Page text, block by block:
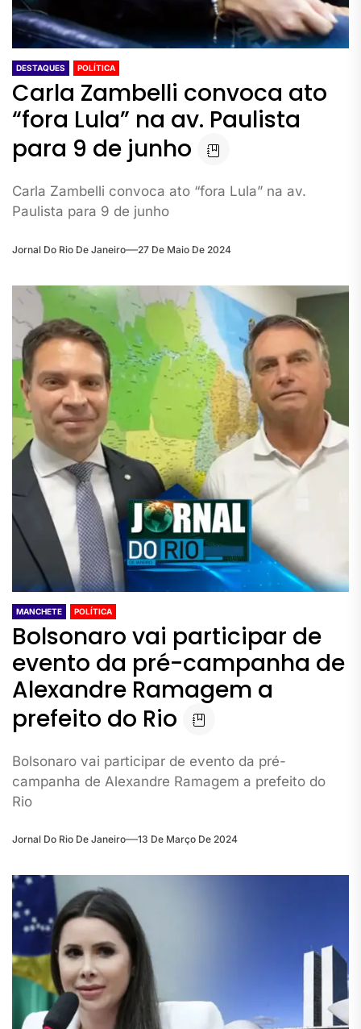
DESTAQUES POLÍTICA
Carla Zambelli convoca ato
“fora Lula” na av. Paulista
para 9 de junho
Carla Zambelli convoca ato “fora Lula” na av.
Paulista para 9 de junho
Jornal Do Rio De Janeiro 27 De Maio De 2024
MANCHETE POLÍTICA
Bolsonaro vai participar de
evento da pré-campanha de
Alexandre Ramagem a
prefeito do Rio
Bolsonaro vai participar de evento da pré-
campanha de Alexandre Ramagem a prefeito do
Rio
Jornal Do Rio De Janeiro 13 De Março De 2024